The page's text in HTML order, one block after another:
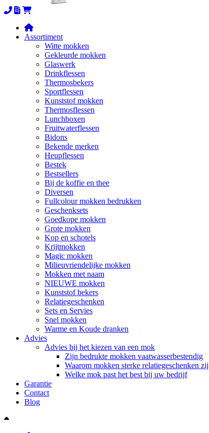
Assortiment
Witte mokken
Gekleurde mokken
Glaswerk
Drinkflessen
Thermosbekers
Sportflessen
Kunststof mokken
Thermosflessen
Lunchboxen
Fruitwaterflessen
Bidons
Bekende merken
Heupflessen
Bestek
Bestsellers
Bij de koffie en thee
Diversen
Fullcolour mokken bedrukken
Geschenksets
Goedkope mokken
Grote mokken
Kop en schotels
Krijtmokken
Magic mokken
Milieuvriendelijke mokken
Mokken met naam
NIEUWE mokken
Kunststof bekers
Relatiegeschenken
Sets en Servies
Snel mokken
Warme en Koude dranken
Advies
Advies bij het kiezen van een mok
Zijn bedrukte mokken vaatwasserbestendig
Waarom mokken sterke relatiegeschenken
Welke mok past het best bij uw bedrijf
Garantie
Contact
Blog